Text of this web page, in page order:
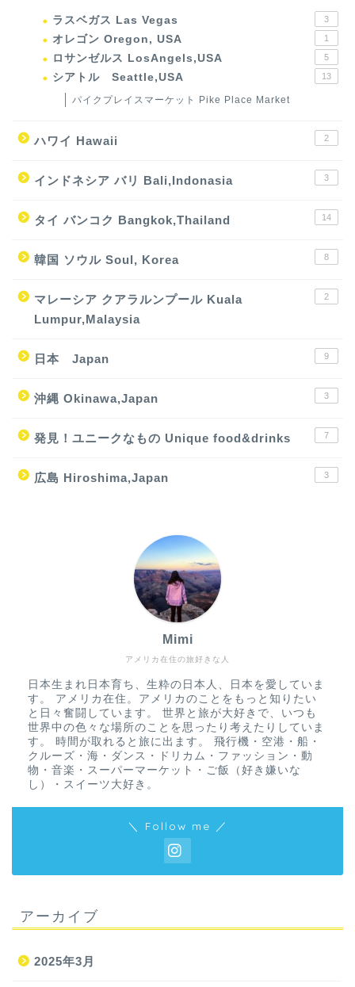
ラスベガス Las Vegas 3
オレゴン Oregon, USA 1
ロサンゼルス LosAngels,USA 5
シアトル Seattle,USA 13
パイクプレイスマーケット Pike Place Market
ハワイ Hawaii 2
インドネシア バリ Bali,Indonasia 3
タイ バンコク Bangkok,Thailand 14
韓国 ソウル Soul, Korea 8
マレーシア クアラルンプール Kuala
Lumpur,Malaysia
2
日本 Japan 9
沖縄 Okinawa,Japan 3
発見！ユニークなもの Unique food&drinks 7
広島 Hiroshima,Japan 3
アメリカ在住の旅好きな人
Mimi
日本生まれ日本育ち、生粋の日本人、日本を愛していま
す。 アメリカ在住。アメリカのことをもっと知りたい
と日々奮闘しています。 世界と旅が大好きで、いつも
世界中の色々な場所のことを思ったり考えたりしていま
す。 時間が取れると旅に出ます。 飛行機・空港・船・
クルーズ・海・ダンス・ドリカム・ファッション・動
物・音楽・スーパーマーケット・ご飯（好き嫌いな
し）・スイーツ大好き。
＼ Follow me ／
アーカイブ
2025年3月